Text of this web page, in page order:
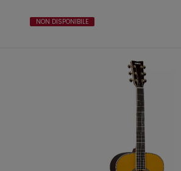
NON DISPONIBILE